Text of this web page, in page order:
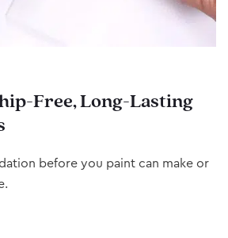
Free, Long-Lasting
before you paint can make or